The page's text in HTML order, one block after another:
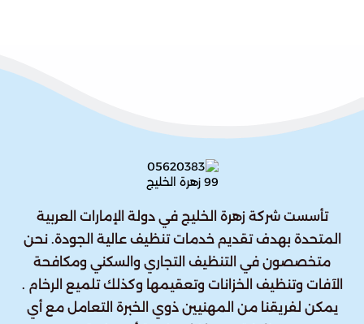
تأسست شركة زهرة الخليج في دولة الإمارات العربية
المتحدة بهدف تقديم خدمات تنظيف عالية الجودة. نحن
متخصصون في التنظيف التجاري والسكني ومكافحة
الآفات وتنظيف الخزانات وتعقيمها وكذلك تلميع الرخام .
يمكن لفريقنا من المهنيين ذوي الخبرة التعامل مع أي